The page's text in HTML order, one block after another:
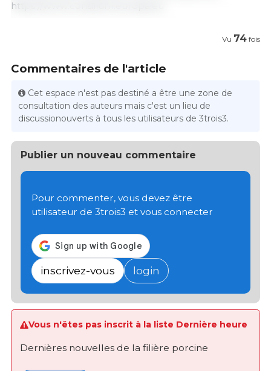
https://www.consilium.europa.eu
Vu 74 fois
Commentaires de l'article
Cet espace n'est pas destiné a être une zone de
consultation des auteurs mais c'est un lieu de
discussionouverts à tous les utilisateurs de 3trois3.
Publier un nouveau commentaire
Pour commenter, vous devez être
utilisateur de 3trois3 et vous connecter
inscrivez-vous login
Vous n'êtes pas inscrit à la liste Dernière heure
Dernières nouvelles de la filière porcine